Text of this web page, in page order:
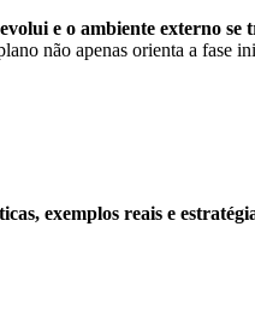
e o ambiente externo se
não apenas orienta a fase
exemplos reais e